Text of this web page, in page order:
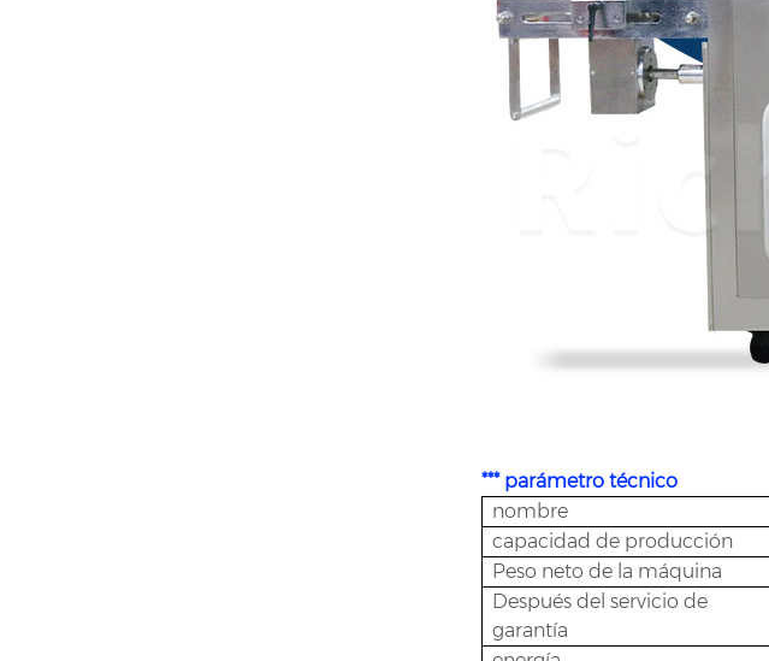
*** parámetro técnico
nombre
capacidad de producción
Peso neto de la máquina
Después del servicio de
garantía